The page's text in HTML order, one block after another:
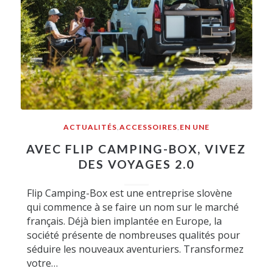
ACTUALITÉS,ACCESSOIRES, EN UNE
AVEC FLIP CAMPING-BOX, VIVEZ
DES VOYAGES 2.0
Flip Camping-Box est une entreprise slovène
qui commence à se faire un nom sur le marché
français. Déjà bien implantée en Europe, la
société présente de nombreuses qualités pour
séduire les nouveaux aventuriers. Transformez
votre…